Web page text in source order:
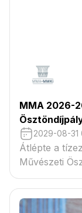
MMA 2026-
2029-08-31
Átlépte a
Művészeti
tartaléklistás